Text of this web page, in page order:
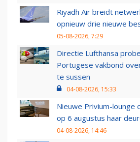
Riyadh Air breidt
opnieuw drie nieuwe
05-08-2026, 7:29
Directie Lufthansa
Portugese vakbond
te sussen
04-08-2026, 15:33
Nieuwe Privium-lounge
op 6 augustus haar
04-08-2026, 14:46